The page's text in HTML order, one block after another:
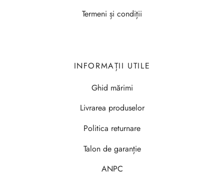
Termeni și condiții
INFORMAȚII UTILE
Ghid mărimi
Livrarea produselor
Politica returnare
Talon de garanție
ANPC